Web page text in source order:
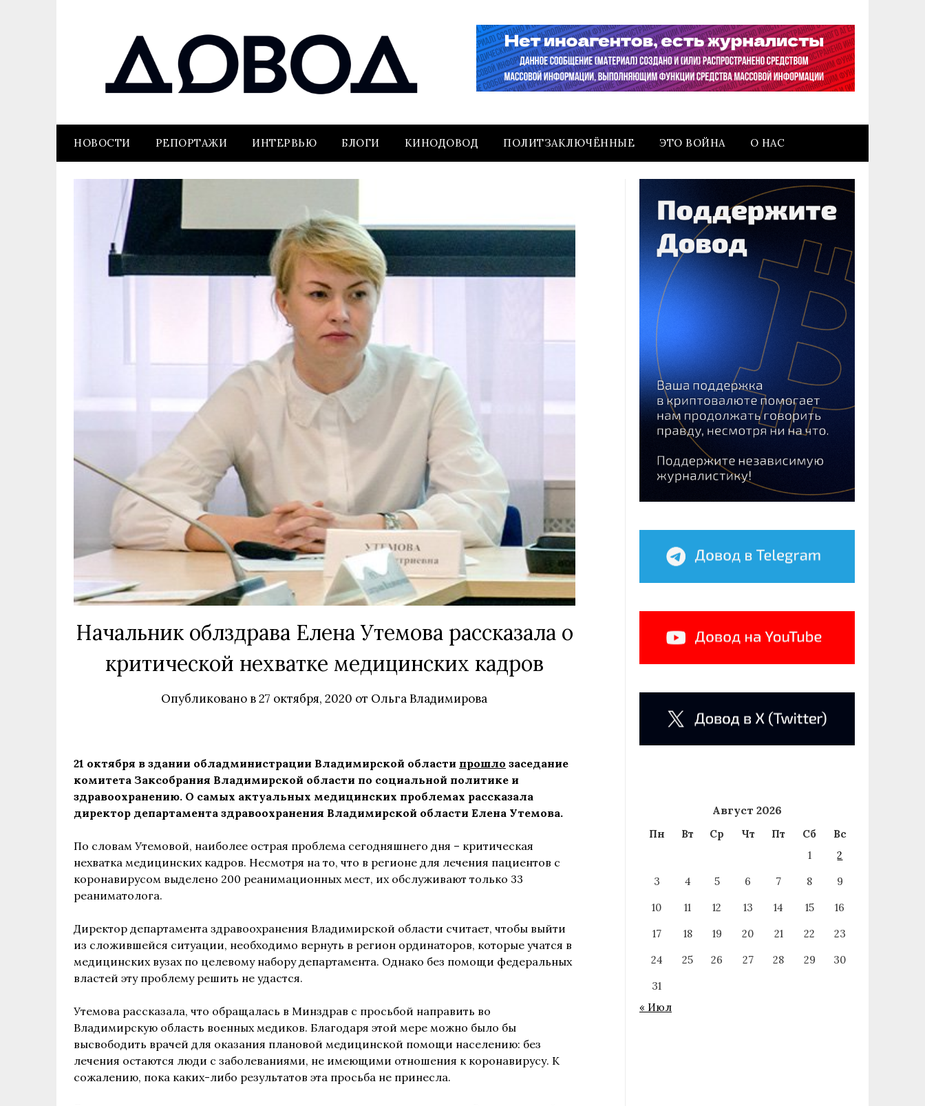
НОВОСТИ РЕПОРТАЖИ ИНТЕРВЬЮ БЛОГИ КИНОДОВОД ПОЛИТЗАКЛЮЧЁННЫЕ ЭТО ВОЙНА О НАС
Начальник облздрава Елена Утемова рассказала о
критической нехватке медицинских кадров
Опубликовано в27 октября, 2020 от Ольга Владимирова
21 октября в здании обладминистрации Владимирской области прошло заседание
комитета Заксобрания Владимирской области по социальной политике и
здравоохранению. О самых актуальных медицинских проблемах рассказала
директор департамента здравоохранения Владимирской области Елена Утемова.
По словам Утемовой, наиболее острая проблема сегодняшнего дня – критическая
нехватка медицинских кадров. Несмотря на то, что в регионе для лечения пациентов с
коронавирусом выделено 200 реанимационных мест, их обслуживают только 33
реаниматолога.
Директор департамента здравоохранения Владимирской области считает, чтобы выйти
из сложившейся ситуации, необходимо вернуть в регион ординаторов, которые учатся в
медицинских вузах по целевому набору департамента. Однако без помощи федеральных
властей эту проблему решить не удастся.
Утемова рассказала, что обращалась в Минздрав с просьбой направить во
Владимирскую область военных медиков. Благодаря этой мере можно было бы
высвободить врачей для оказания плановой медицинской помощи населению: без
лечения остаются люди с заболеваниями, не имеющими отношения к коронавирусу. К
сожалению, пока каких-либо результатов эта просьба не принесла.
Август 2026
Пн Вт Ср Чт Пт Сб
Вс
1
2
3
4 5 6 7 8
9
10
11 12 13 14 15
16
17
18 19 20 21 22
23
24
25 26 27 28 29
30
31
« Июл